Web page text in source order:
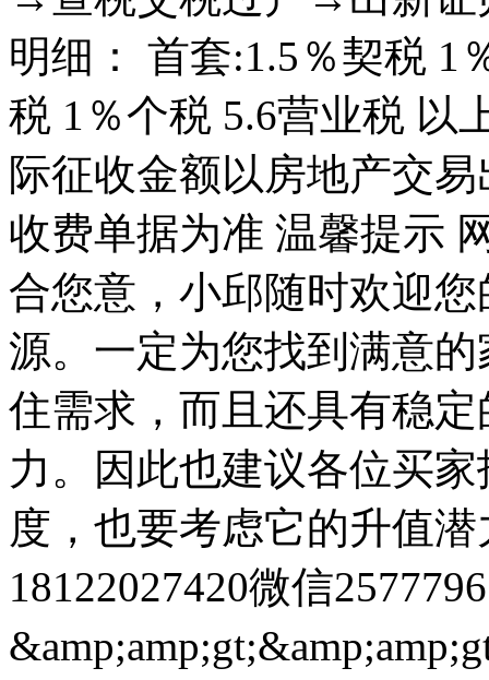
明细： 首套:1.5％契税 1
税 1％个税 5.6营业税 以
际征收金额以房地产交
收费单据为准 温馨提示
合您意，小邱随时欢迎
源。一定为您找到满意
住需求，而且还具有稳
力。因此也建议各位买
度，也要考虑它的升值
18122027420微信